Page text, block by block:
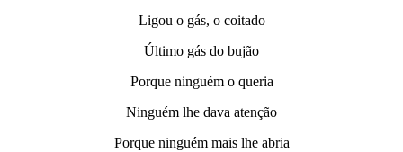
Ligou o gás, o coitado
Último gás do bujão
Porque ninguém o queria
Ninguém lhe dava atenção
Porque ninguém mais lhe abria